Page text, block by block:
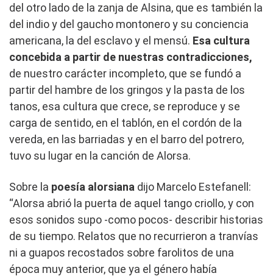
del otro lado de la zanja de Alsina, que es también la
del indio y del gaucho montonero y su conciencia
americana, la del esclavo y el mensú. Esa cultura
concebida a partir de nuestras contradicciones,
de nuestro carácter incompleto, que se fundó a
partir del hambre de los gringos y la pasta de los
tanos, esa cultura que crece, se reproduce y se
carga de sentido, en el tablón, en el cordón de la
vereda, en las barriadas y en el barro del potrero,
tuvo su lugar en la canción de Alorsa.
Sobre la poesía alorsiana dijo Marcelo Estefanell:
“Alorsa abrió la puerta de aquel tango criollo, y con
esos sonidos supo -como pocos- describir historias
de su tiempo. Relatos que no recurrieron a tranvías
ni a guapos recostados sobre farolitos de una
época muy anterior, que ya el género había